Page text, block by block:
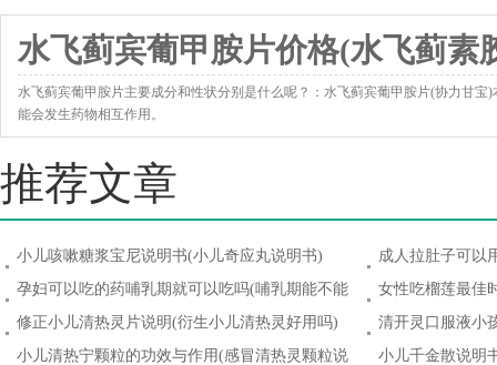
水飞蓟宾葡甲胺片价格(水飞蓟素
水飞蓟宾葡甲胺片主要成分和性状分别是什么呢？：水飞蓟宾葡甲胺片(协力甘
能会发生药物相互作用。
http://www.yxk120.com/news/8341.html
推荐文章
小儿咳嗽糖浆宝尼说明书(小儿奇应丸说明书)
成人拉肚子可以
随便用)
孕妇可以吃的药哺乳期就可以吃吗(哺乳期能不能
吃小儿氨酚黄那敏颗粒)
女性吃榴莲最佳
修正小儿清热灵片说明(衍生小儿清热灵好用吗)
清开灵口服液小
小儿清热宁颗粒的功效与作用(感冒清热灵颗粒说
小儿千金散说明